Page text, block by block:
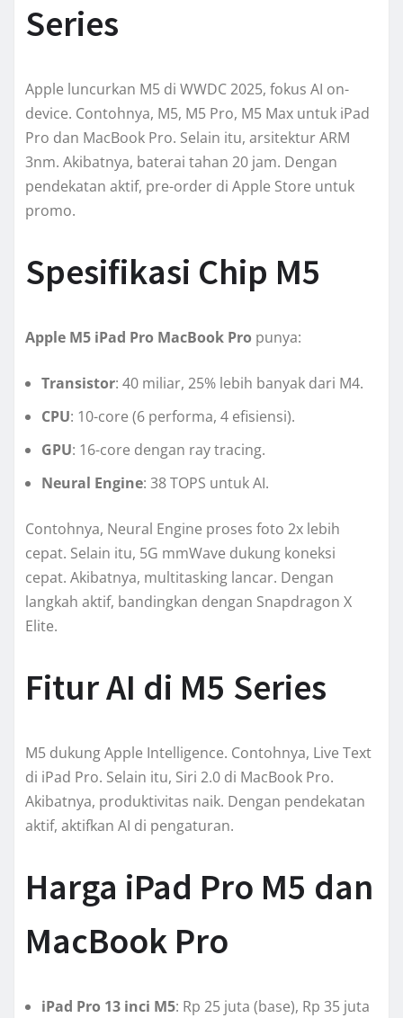
Series
Apple luncurkan M5 di WWDC 2025, fokus AI on-
device. Contohnya, M5, M5 Pro, M5 Max untuk iPad
Pro dan MacBook Pro. Selain itu, arsitektur ARM
3nm. Akibatnya, baterai tahan 20 jam. Dengan
pendekatan aktif, pre-order di Apple Store untuk
promo.
Spesifikasi Chip M5
Apple M5 iPad Pro MacBook Pro punya:
Transistor: 40 miliar, 25% lebih banyak dari M4.
CPU: 10-core (6 performa, 4 efisiensi).
GPU: 16-core dengan ray tracing.
Neural Engine: 38 TOPS untuk AI.
Contohnya, Neural Engine proses foto 2x lebih
cepat. Selain itu, 5G mmWave dukung koneksi
cepat. Akibatnya, multitasking lancar. Dengan
langkah aktif, bandingkan dengan Snapdragon X
Elite.
Fitur AI di M5 Series
M5 dukung Apple Intelligence. Contohnya, Live Text
di iPad Pro. Selain itu, Siri 2.0 di MacBook Pro.
Akibatnya, produktivitas naik. Dengan pendekatan
aktif, aktifkan AI di pengaturan.
Harga iPad Pro M5 dan
MacBook Pro
iPad Pro 13 inci M5: Rp 25 juta (base), Rp 35 juta